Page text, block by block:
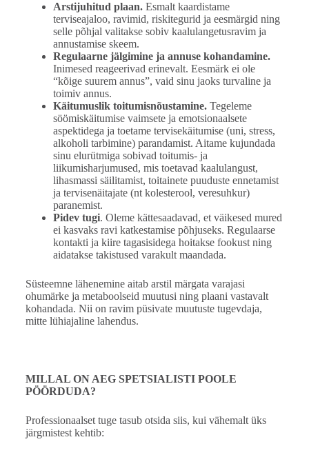
Arstijuhitud plaan.Esmalt kaardistame
terviseajaloo, ravimid, riskitegurid ja eesmärgid ning
selle põhjal valitakse sobiv kaalulangetusravim ja
annustamise skeem.
Regulaarne jälgimine ja annuse kohandamine.
Inimesed reageerivad erinevalt. Eesmärk ei ole
“kõige suurem annus”, vaid sinu jaoks turvaline ja
toimiv annus.
Käitumuslik toitumisnõustamine.Tegeleme
söömiskäitumise vaimsete ja emotsionaalsete
aspektidega ja toetame tervisekäitumise (uni, stress,
alkoholi tarbimine) parandamist. Aitame kujundada
sinu elurütmiga sobivad toitumis- ja
liikumisharjumused, mis toetavad kaalulangust,
lihasmassi säilitamist, toitainete puuduste ennetamist
ja tervisenäitajate (nt kolesterool, veresuhkur)
paranemist.
Pidev tugi. Oleme kättesaadavad, et väikesed mured
ei kasvaks ravi katkestamise põhjuseks. Regulaarse
kontakti ja kiire tagasisidega hoitakse fookust ning
aidatakse takistused varakult maandada.
Süsteemne lähenemine aitab arstil märgata varajasi
ohumärke ja metaboolseid muutusi ning plaani vastavalt
kohandada. Nii on ravim püsivate muutuste tugevdaja,
mitte lühiajaline lahendus.
MILLAL ON AEG SPETSIALISTI POOLE
PÖÖRDUDA?
Professionaalset tuge tasub otsida siis, kui vähemalt üks
järgmistest kehtib: